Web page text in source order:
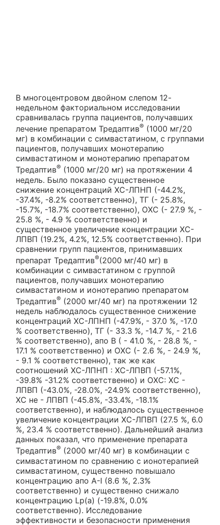
В многоцентровом двойном слепом 12-
недельном факториальном исследовании
сравнивалась группа пациентов, получавших
лечение препаратом Тредаптив® (1000 мг/20
мг) в комбинации с симвастатином, с группами
пациентов, получавших монотерапию
симвастатином и монотерапию препаратом
Тредаптив® (1000 мг/20 мг) на протяжении 4
недель. Было показано существенное
снижение концентраций ХС-ЛПНП (-44.2%,
-37.4%, -8.2% соответственно), ТГ (- 25.8%,
-15.7%, -18.7% соответственно), ОХС (- 27.9 %, -
25.8 %, - 4.9 % соответственно) и
существенное увеличение концентрации ХС-
ЛПВП (19.2%, 4.2%, 12.5% соответственно). При
сравнении групп пациентов, принимавших
препарат Тредаптив®(2000 мг/40 мг) в
комбинации с симвастатином с группой
пациентов, получавших монотерапию
симвастатином и ионотерапию препаратом
Тредаптив® (2000 мг/40 мг) па протяжении 12
недель наблюдалось существенное снижение
концентраций ХС-ЛПНП (-47.9%, - 37.0 %, -17.0
% соответственно), ТГ (- 33.3 %, -14.7 %, - 21.6
% соответственно), апо В ( - 41.0 %, - 28.8 %, -
17.1 % соответственно) и ОХС (- 2.6 %, - 24.9 %,
- 9.1 % соответственно), так же как
соотношений ХС-ЛПНП : ХС-ЛПВП (-57.1%,
-39.8% -31.2% соответственно) и ОХС: ХС -
ЛПВП (-43.0%, -28.0%, -24.9% соответственно),
ХС не - ЛПВП (-45.8%, -33.4%, -18.1%
соответственно), и наблюдалось существенное
увеличение концентрации ХС-ЛПВП (27.5 %, 6.0
%, 23.4 % соответственно). Дальнейший анализ
данных показал, что применение препарата
Тредаптив® (2000 мг/40 мг) в комбинации с
симвастатином по сравнению с ионотерапией
симвастатином, существенно повышало
концентрацию апо A-I (8.6 %, 2.3%
соответственно) и существенно снижало
концентрацию Lp(a) (-19.8%, 0.0%
соответственно). Исследование
эффективности и безопасности применения